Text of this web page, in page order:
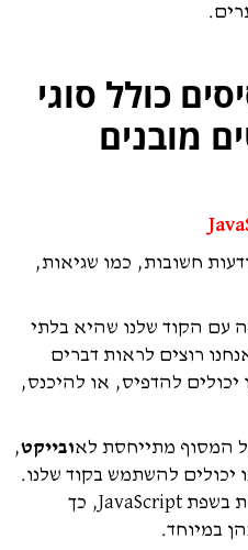
כולל סוגי
מובנים
חשובות, כמו שגיאות,
עם הקוד שלנו שהיא בלתי
רוצים לראות דברים
יכולים להדפיס, או להיכנס,
ובייקט,
יכולים להשתמש בקוד שלנו.
הן מילים המובנות בשפת JavaScript, כך
במיוחד.